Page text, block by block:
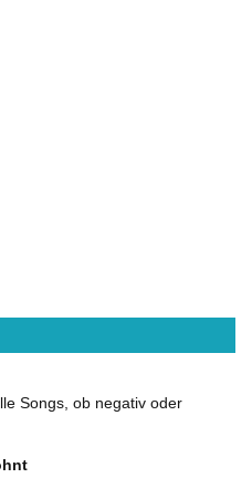
Songs, ob negativ oder